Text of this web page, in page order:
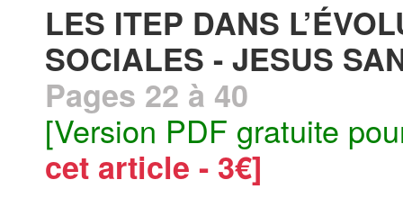
LES ITEP DANS
SOCIALES - JESUS
Pages 22 à 40
[Version PDF gratuite
cet article - 3€]